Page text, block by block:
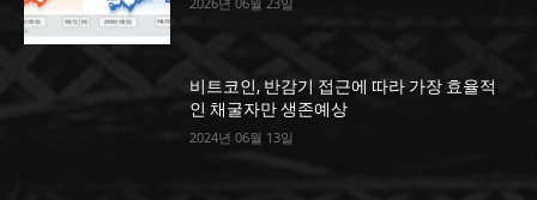
비트코인, 반감기 접근에 따라 가장 효율적
인 채굴자만 생존예상
2024년 06월 13일